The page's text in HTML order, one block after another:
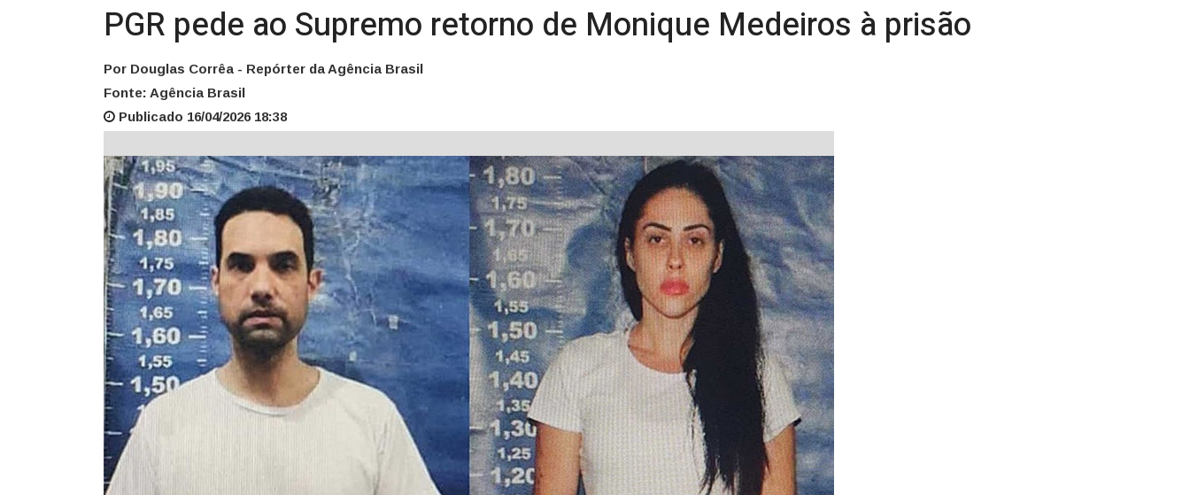
PGR pede ao Supremo retorno de Monique Medeiros à prisão
Por Douglas Corrêa - Repórter da Agência Brasil
Fonte: Agência Brasil
Publicado 16/04/2026 18:38